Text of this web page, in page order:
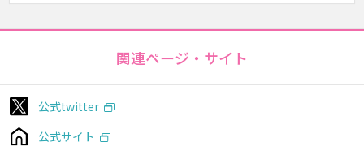
関連ページ・サイト
公式twitter
公式サイト